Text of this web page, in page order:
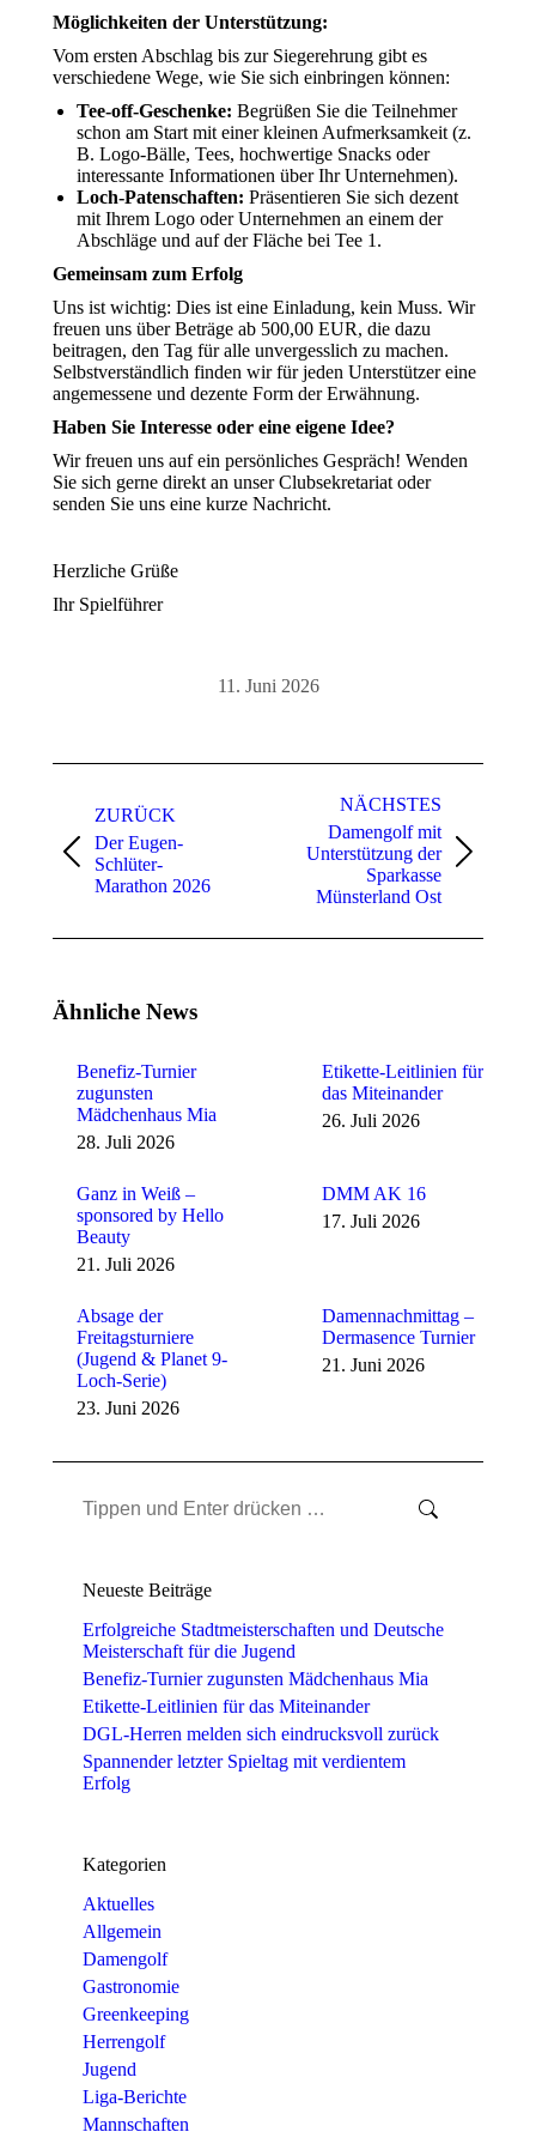
Möglichkeiten der Unterstützung:
Vom ersten Abschlag bis zur Siegerehrung gibt es
verschiedene Wege, wie Sie sich einbringen können:
Tee-off-Geschenke: Begrüßen Sie die Teilnehmer
schon am Start mit einer kleinen Aufmerksamkeit (z.
B. Logo-Bälle, Tees, hochwertige Snacks oder
interessante Informationen über Ihr Unternehmen).
Loch-Patenschaften: Präsentieren Sie sich dezent
mit Ihrem Logo oder Unternehmen an einem der
Abschläge und auf der Fläche bei Tee 1.
Gemeinsam zum Erfolg
Uns ist wichtig: Dies ist eine Einladung, kein Muss. Wir
freuen uns über Beträge ab 500,00 EUR, die dazu
beitragen, den Tag für alle unvergesslich zu machen.
Selbstverständlich finden wir für jeden Unterstützer eine
angemessene und dezente Form der Erwähnung.
Haben Sie Interesse oder eine eigene Idee?
Wir freuen uns auf ein persönliches Gespräch! Wenden
Sie sich gerne direkt an unser Clubsekretariat oder
senden Sie uns eine kurze Nachricht.
Herzliche Grüße
Ihr Spielführer
11. Juni 2026
ZURÜCK
Vorheriger
Beitrag:
Der Eugen-
Schlüter-
Marathon 2026
NÄCHSTES
Nächster
Damengolf mit
Unterstützung der
Sparkasse
Münsterland Ost
Ähnliche News
Benefiz-Turnier
zugunsten
Mädchenhaus Mia
28. Juli 2026
Etikette-Leitlinien für
das Miteinander
26. Juli 2026
Ganz in Weiß –
sponsored by Hello
Beauty
21. Juli 2026
DMM AK 16
17. Juli 2026
Absage der
Freitagsturniere
(Jugend & Planet 9-
Loch-Serie)
23. Juni 2026
Damennachmittag –
Dermasence Turnier
21. Juni 2026
Search:
Neueste Beiträge
Erfolgreiche Stadtmeisterschaften und Deutsche
Meisterschaft für die Jugend
Benefiz-Turnier zugunsten Mädchenhaus Mia
Etikette-Leitlinien für das Miteinander
DGL-Herren melden sich eindrucksvoll zurück
Spannender letzter Spieltag mit verdientem
Erfolg
Kategorien
Aktuelles
Allgemein
Damengolf
Gastronomie
Greenkeeping
Herrengolf
Jugend
Liga-Berichte
Mannschaften